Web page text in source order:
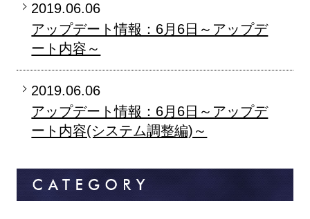
2019.06.06
アップデート情報：6月6日～アップデ
ート内容～
2019.06.06
アップデート情報：6月6日～アップデ
ート内容(システム調整編)～